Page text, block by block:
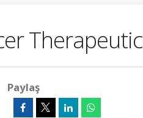
Paylaş